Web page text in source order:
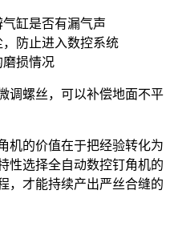
缸是否有漏气声
防止进入数控系统
磨损情况
调螺丝，可以补偿地面不平
机的价值在于把经验转化为
性选择全自动数控钉角机的
，才能持续产出严丝合缝的